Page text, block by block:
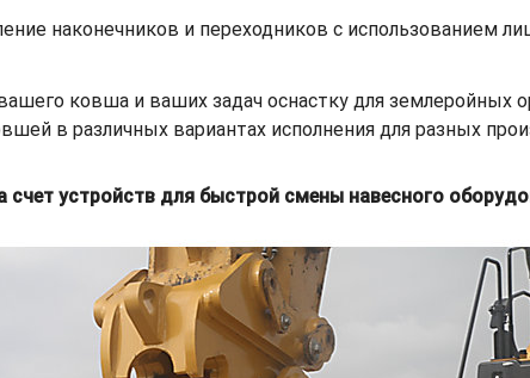
наконечников и переходников с использованием
ковша и ваших задач оснастку для землеройных
в различных вариантах исполнения для разных
счет устройств для быстрой смены навесного